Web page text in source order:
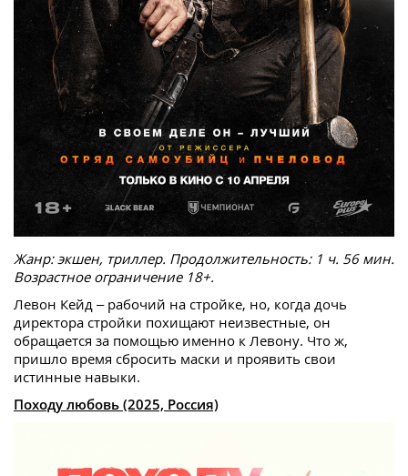
Жанр: экшен, триллер. Продолжительность: 1 ч. 56 мин.
Возрастное ограничение 18+.
Левон Кейд – рабочий на стройке, но, когда дочь
директора стройки похищают неизвестные, он
обращается за помощью именно к Левону. Что ж,
пришло время сбросить маски и проявить свои
истинные навыки.
Походу любовь (2025, Россия)